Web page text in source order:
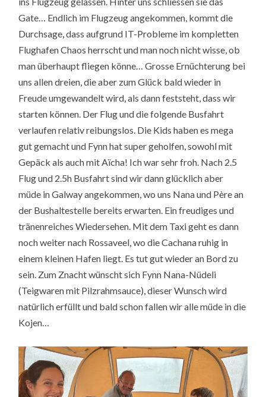
Gate… Endlich im Flugzeug angekommen, kommt die
Durchsage, dass aufgrund IT-Probleme im kompletten
Flughafen Chaos herrscht und man noch nicht wisse, ob
man überhaupt fliegen könne… Grosse Ernüchterung bei
uns allen dreien, die aber zum Glück bald wieder in
Freude umgewandelt wird, als dann feststeht, dass wir
starten können. Der Flug und die folgende Busfahrt
verlaufen relativ reibungslos. Die Kids haben es mega
gut gemacht und Fynn hat super geholfen, sowohl mit
Gepäck als auch mit Aïcha! Ich war sehr froh. Nach 2.5
Flug und 2.5h Busfahrt sind wir dann glücklich aber
müde in Galway angekommen, wo uns Nana und Père an
der Bushaltestelle bereits erwarten. Ein freudiges und
tränenreiches Wiedersehen. Mit dem Taxi geht es dann
noch weiter nach Rossaveel, wo die Cachana ruhig in
einem kleinen Hafen liegt. Es tut gut wieder an Bord zu
sein. Zum Znacht wünscht sich Fynn Nana-Nüdeli
(Teigwaren mit Pilzrahmsauce), dieser Wunsch wird
natürlich erfüllt und bald schon fallen wir alle müde in die
Kojen…